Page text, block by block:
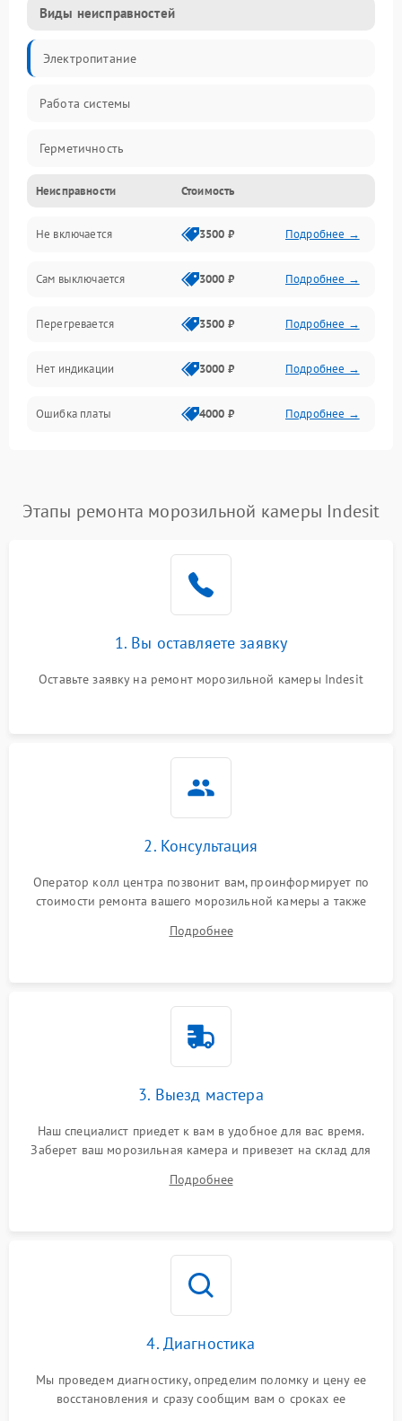
Виды неисправностей
Электропитание
Работа системы
Герметичность
Механика
Неисправности Стоимость
Не включается 3500 ₽ Подробнее →
Сам выключается 3000 ₽ Подробнее →
Перегревается 3500 ₽ Подробнее →
Нет индикации 3000 ₽ Подробнее →
Ошибка платы 4000 ₽ Подробнее →
Этапы ремонта морозильной камеры Indesit
1. Вы оставляете заявку
Оставьте заявку на ремонт морозильной камеры Indesit
2. Консультация
Оператор колл центра позвонит вам, проинформирует по
стоимости ремонта вашего морозильной камеры а также
Подробнее
3. Выезд мастера
Наш специалист приедет к вам в удобное для вас время.
Заберет ваш морозильная камера и привезет на склад для
Подробнее
4. Диагностика
Мы проведем диагностику, определим поломку и цену ее
восстановления и сразу сообщим вам о сроках ее